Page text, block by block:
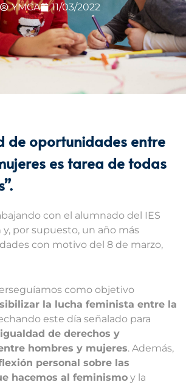
YMCA 11/03/2022
de oportunidades entre
es tarea de todas
con el alumnado del IES
por supuesto, un año más
con motivo del 8 de marzo,
como objetivo
la lucha feminista entre la
este día señalado para
de derechos y
hombres y mujeres. Además,
personal sobre las
hacemos al feminismo y la